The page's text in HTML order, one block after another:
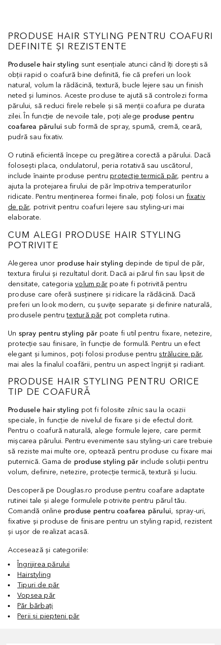
PRODUSE HAIR STYLING PENTRU COAFURI
DEFINITE ȘI REZISTENTE
Produsele hair styling sunt esențiale atunci când îți dorești să
obții rapid o coafură bine definită, fie că preferi un look
natural, volum la rădăcină, textură, bucle lejere sau un finish
neted și luminos. Aceste produse te ajută să controlezi forma
părului, să reduci firele rebele și să menții coafura pe durata
zilei. În funcție de nevoile tale, poți alege produse pentru
coafarea părului sub formă de spray, spumă, cremă, ceară,
pudră sau fixativ.
O rutină eficientă începe cu pregătirea corectă a părului. Dacă
folosești placa, ondulatorul, peria rotativă sau uscătorul,
include înainte produse pentruprotecție termică păr, pentru a
ajuta la protejarea firului de păr împotriva temperaturilor
ridicate. Pentru menținerea formei finale, poți folosi un fixativ
de păr, potrivit pentru coafuri lejere sau styling-uri mai
elaborate.
CUM ALEGI PRODUSE HAIR STYLING
POTRIVITE
Alegerea unor produse hair styling depinde de tipul de păr,
textura firului și rezultatul dorit. Dacă ai părul fin sau lipsit de
densitate, categoriavolum păr poate fi potrivită pentru
produse care oferă susținere și ridicare la rădăcină. Dacă
preferi un look modern, cu șuvițe separate și definire naturală,
produsele pentrutextură păr pot completa rutina.
Un spray pentru styling păr poate fi util pentru fixare, netezire,
protecție sau finisare, în funcție de formulă. Pentru un efect
elegant și luminos, poți folosi produse pentrustrălucire păr,
mai ales la finalul coafării, pentru un aspect îngrijit și radiant.
PRODUSE HAIR STYLING PENTRU ORICE
TIP DE COAFURĂ
Produsele hair styling pot fi folosite zilnic sau la ocazii
speciale, în funcție de nivelul de fixare și de efectul dorit.
Pentru o coafură naturală, alege formule lejere, care permit
mișcarea părului. Pentru evenimente sau styling-uri care trebuie
să reziste mai multe ore, optează pentru produse cu fixare mai
puternică. Gama de produse styling păr include soluții pentru
volum, definire, netezire, protecție termică, textură și luciu.
Descoperă pe Douglas.ro produse pentru coafare adaptate
rutinei tale și alege formulele potrivite pentru părul tău.
Comandă online produse pentru coafarea părului, spray-uri,
fixative și produse de finisare pentru un styling rapid, rezistent
și ușor de realizat acasă.
Accesează și categoriile:
Îngrijirea părului
Hairstyling
Tipuri de păr
Vopsea păr
Păr bărbați
Perii și piepteni păr